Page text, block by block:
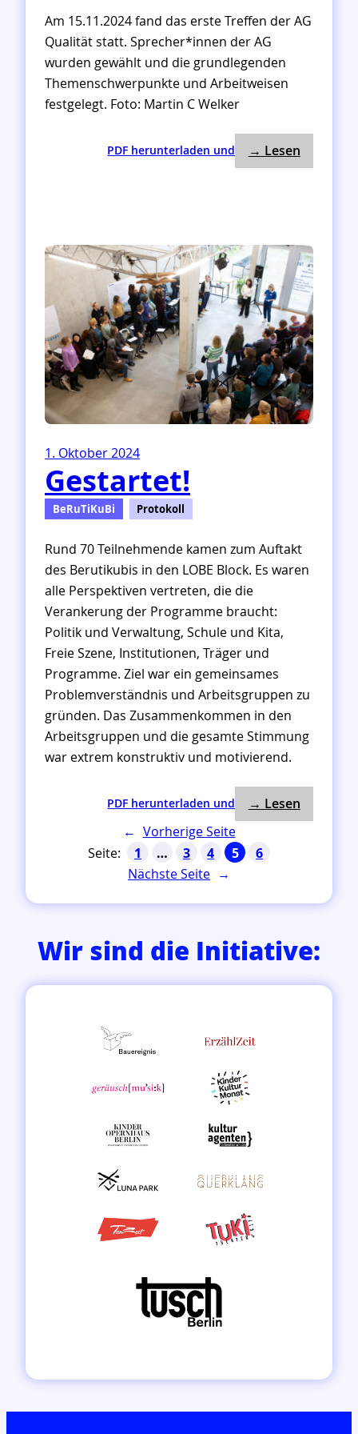
Am 15.11.2024 fand das erste Treffen der AG
Qualität statt. Sprecher*innen der AG
wurden gewählt und die grundlegenden
Themenschwerpunkte und Arbeitweisen
festgelegt. Foto: Martin C Welker
PDF herunterladen und
1
f
f
e
n
A
G
Q
u
a
l
→ Lesen: 1.
1. Oktober 2024
Gestartet!
BeRuTiKuBi Protokoll
Rund 70 Teilnehmende kamen zum Auftakt
des Berutikubis in den LOBE Block. Es waren
alle Perspektiven vertreten, die die
Verankerung der Programme braucht:
Politik und Verwaltung, Schule und Kita,
Freie Szene, Institutionen, Träger und
Programme. Ziel war ein gemeinsames
Problemverständnis und Arbeitsgruppen zu
gründen. Das Zusammenkommen in den
Arbeitsgruppen und die gesamte Stimmung
war extrem konstruktiv und motivierend.
PDF herunterladen und
G
e
s
r
e
t
→ Lesen:
← Vorherige Seite
1
… 3 4 5
6
Nächste Seite →
Wir sind die Initiative: